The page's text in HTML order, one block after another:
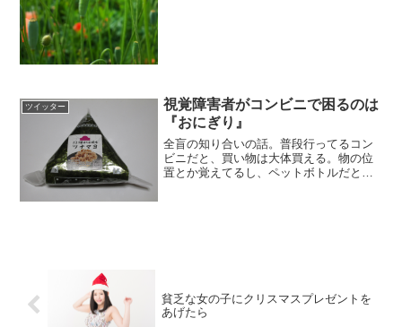
ツイッター
視覚障害者がコンビニで困るのは
『おにぎり』
全盲の知り合いの話。普段行ってるコン
ビニだと、買い物は大体買える。物の位
置とか覚えてるし、ペットボトルだと触
貧乏な女の子にクリスマスプレゼントを
あげたら